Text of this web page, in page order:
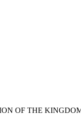
OF THE